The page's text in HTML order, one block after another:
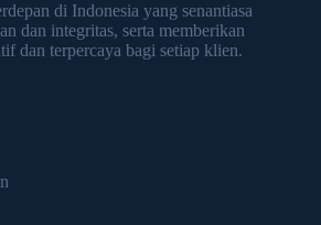
di Indonesia yang senantiasa
dan integritas, serta memberikan
dan terpercaya bagi setiap klien.